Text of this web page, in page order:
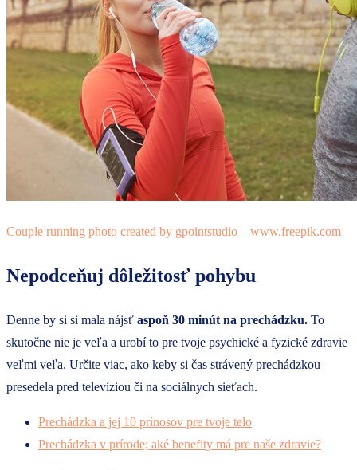
Couple running photo created by gpointstudio – www.freepik.com
Nepodceňuj dôležitosť pohybu
Denne by si si mala nájsť aspoň 30 minút na prechádzku. To
skutočne nie je veľa a urobí to pre tvoje psychické a fyzické zdravie
veľmi veľa. Určite viac, ako keby si čas strávený prechádzkou
presedela pred televíziou či na sociálnych sieťach.
Prechádzka a jej 10 prínosov pre tvoje telo
Prechádzka v prírode; aké benefity má pre naše zdravie?